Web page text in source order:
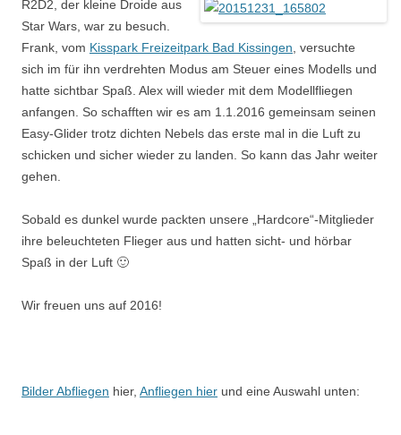
R2D2, der kleine Droide aus
Star Wars, war zu besuch.
Frank, vom Kisspark Freizeitpark Bad Kissingen , versuchte
sich im für ihn verdrehten Modus am Steuer eines Modells und
hatte sichtbar Spaß. Alex will wieder mit dem Modellfliegen
anfangen. So schafften wir es am 1.1.2016 gemeinsam seinen
Easy-Glider trotz dichten Nebels das erste mal in die Luft zu
schicken und sicher wieder zu landen. So kann das Jahr weiter
gehen.
Sobald es dunkel wurde packten unsere „Hardcore“-Mitglieder
ihre beleuchteten Flieger aus und hatten sicht- und hörbar
Spaß in der Luft 🙂
Wir freuen uns auf 2016!
Bilder Abfliegen hier, Anfliegen hier und eine Auswahl unten: